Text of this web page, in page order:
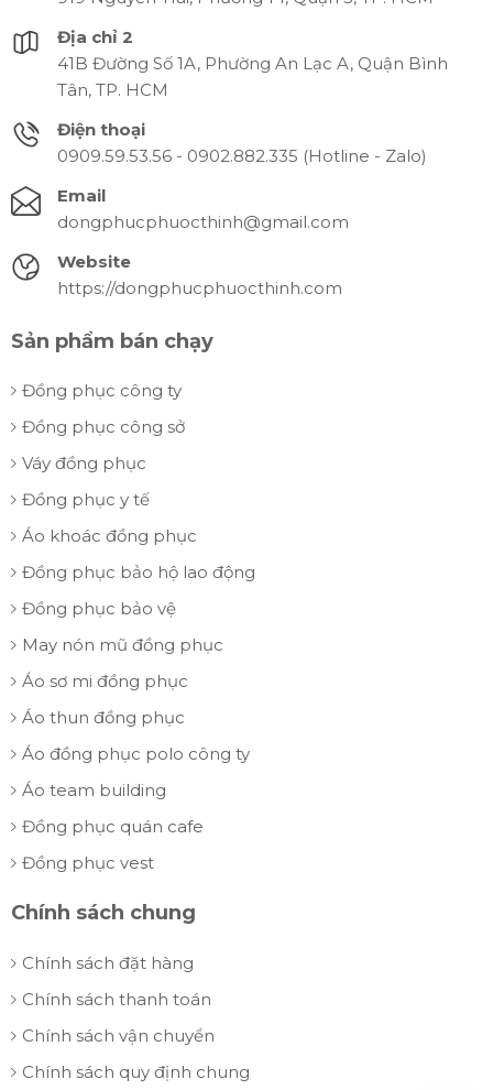
Địa chỉ 2
41B Đường Số 1A, Phường An Lạc A, Quận Bình
Tân, TP. HCM
Điện thoại
0909.59.53.56 - 0902.882.335 (Hotline - Zalo)
Email
dongphucphuocthinh@gmail.com
Website
https://dongphucphuocthinh.com
Sản phẩm bán chạy
Đồng phục công ty
Đồng phục công sở
Váy đồng phục
Đồng phục y tế
Áo khoác đồng phục
Đồng phục bảo hộ lao động
Đồng phục bảo vệ
May nón mũ đồng phục
Áo sơ mi đồng phục
Áo thun đồng phục
Áo đồng phục polo công ty
Áo team building
Đồng phục quán cafe
Đồng phục vest
Chính sách chung
Chính sách đặt hàng
Chính sách thanh toán
Chính sách vận chuyển
Chính sách quy định chung